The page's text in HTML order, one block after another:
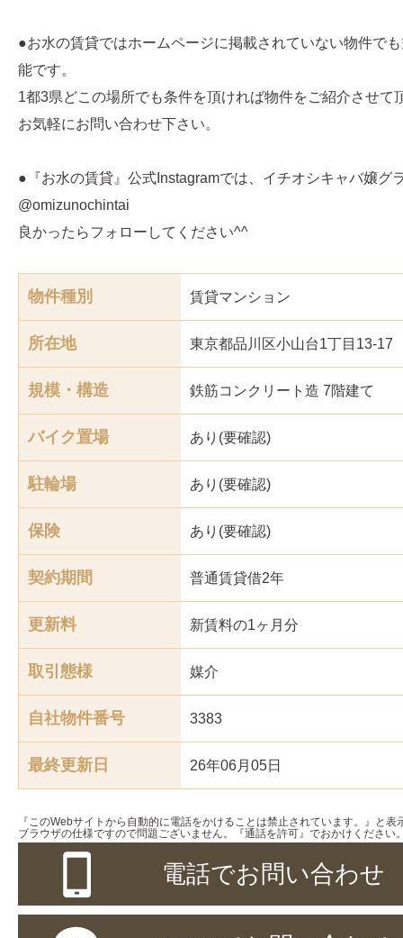
●お水の賃貸ではホームページに掲載されていない物件で
能です。
1都3県どこの場所でも条件を頂ければ物件をご紹介させて
お気軽にお問い合わせ下さい。
●『お水の賃貸』公式Instagramでは、イチオシキャバ嬢グ
@omizunochintai
良かったらフォローしてください^^
物件種別 賃貸マンション
所在地 東京都品川区小山台1丁目13-17
規模・構造 鉄筋コンクリート造 7階建て
バイク置場 あり(要確認)
駐輪場 あり(要確認)
保険 あり(要確認)
契約期間 普通賃貸借2年
更新料 新賃料の1ヶ月分
取引態様 媒介
自社物件番号 3383
最終更新日 26年06月05日
『このWebサイトから自動的に電話をかけることは禁止されています。』と
ブラウザの仕様ですので問題ございません。『通話を許可』でおかけください
電話でお問い合わせ